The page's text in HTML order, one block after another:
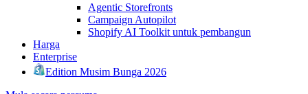
Agentic Storefronts
Campaign Autopilot
Shopify AI Toolkit untuk pembangun
Harga
Enterprise
Edition Musim Bunga 2026